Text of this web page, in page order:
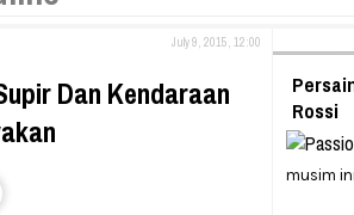
July 9, 2015, 12:00
Dan Kendaraan
Rossi
musim